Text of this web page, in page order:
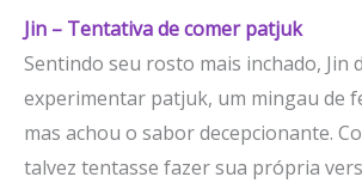
Jin – Tentativa de comer patjuk
Sentindo seu rosto mais inchado, Jin
experimentar patjuk, um mingau de
mas achou o sabor decepcionante.
talvez tentasse fazer sua própria